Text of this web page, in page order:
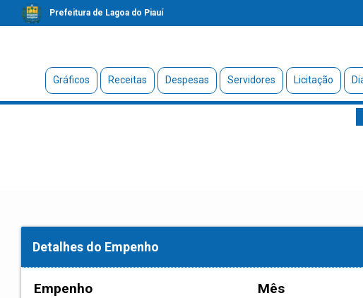
Prefeitura de Lagoa do Piauí
Gráficos Receitas Despesas Servidores Licitação
Detalhes do Empenho
Empenho Mês